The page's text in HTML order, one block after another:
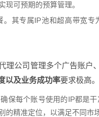
现可预期的预算管理。
。其专属IP池和超高带宽
理公司管理多个广告账户
以及业务成功率要求极高。
确保每个账号使用的IP都是
精准定位，以满足不同市